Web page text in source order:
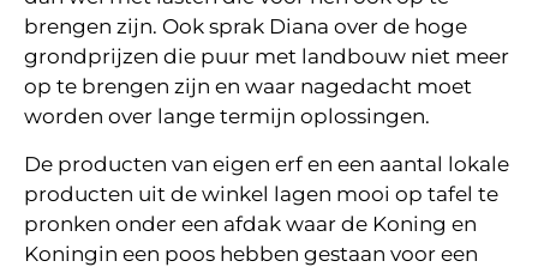
brengen zijn. Ook sprak Diana over de hoge
grondprijzen die puur met landbouw niet meer
op te brengen zijn en waar nagedacht moet
worden over lange termijn oplossingen.
De producten van eigen erf en een aantal lokale
producten uit de winkel lagen mooi op tafel te
pronken onder een afdak waar de Koning en
Koningin een poos hebben gestaan voor een